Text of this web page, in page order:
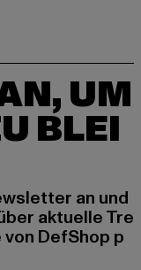
UM
BLEI
an und
aktuelle Tre
DefShop p